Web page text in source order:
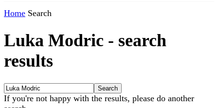
Home Search
Luka Modric - search
results
If you're not happy with the results, please do another